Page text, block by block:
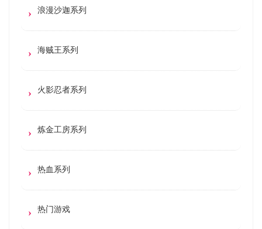
浪漫沙迦系列
海贼王系列
火影忍者系列
炼金工房系列
热血系列
热门游戏